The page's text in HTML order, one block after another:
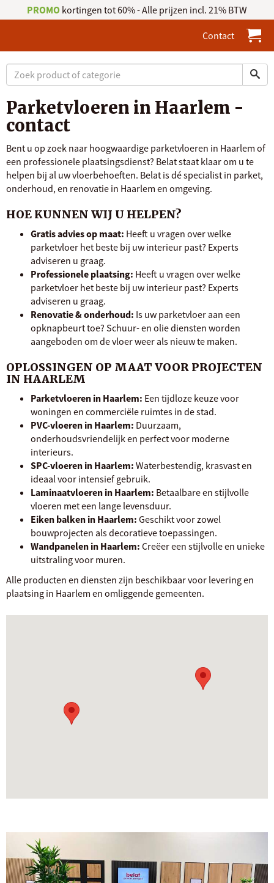
PROMO kortingen tot 60% - Alle prijzen incl. 21% BTW
Contact
Parketvloeren in Haarlem -
contact
Bent u op zoek naar hoogwaardige parketvloeren in Haarlem of
een professionele plaatsingsdienst? Belat staat klaar om u te
helpen bij al uw vloerbehoeften. Belat is dé specialist in parket,
onderhoud, en renovatie in Haarlem en omgeving.
HOE KUNNEN WIJ U HELPEN?
Gratis advies op maat: Heeft u vragen over welke
parketvloer het beste bij uw interieur past? Experts
adviseren u graag.
Professionele plaatsing: Heeft u vragen over welke
parketvloer het beste bij uw interieur past? Experts
adviseren u graag.
Renovatie & onderhoud: Is uw parketvloer aan een
opknapbeurt toe? Schuur- en olie diensten worden
aangeboden om de vloer weer als nieuw te maken.
OPLOSSINGEN OP MAAT VOOR PROJECTEN
IN HAARLEM
Parketvloeren in Haarlem: Een tijdloze keuze voor
woningen en commerciële ruimtes in de stad.
PVC-vloeren in Haarlem: Duurzaam,
onderhoudsvriendelijk en perfect voor moderne
interieurs.
SPC-vloeren in Haarlem: Waterbestendig, krasvast en
ideaal voor intensief gebruik.
Laminaatvloeren in Haarlem: Betaalbare en stijlvolle
vloeren met een lange levensduur.
Eiken balken in Haarlem: Geschikt voor zowel
bouwprojecten als decoratieve toepassingen.
Wandpanelen in Haarlem: Creëer een stijlvolle en unieke
uitstraling voor muren.
Alle producten en diensten zijn beschikbaar voor levering en
plaatsing in Haarlem en omliggende gemeenten.